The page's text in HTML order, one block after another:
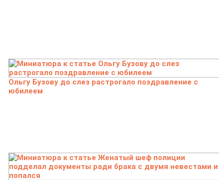
Ольгу Бузову до слез растрогало поздравление с
юбилеем